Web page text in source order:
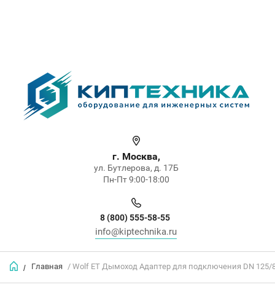
г. Москва,
ул. Бутлерова, д. 17Б
Пн-Пт 9:00-18:00
8 (800) 555-58-55
info@kiptechnika.ru
/ Главная / Wolf ET Дымоход Адаптер для подключения DN